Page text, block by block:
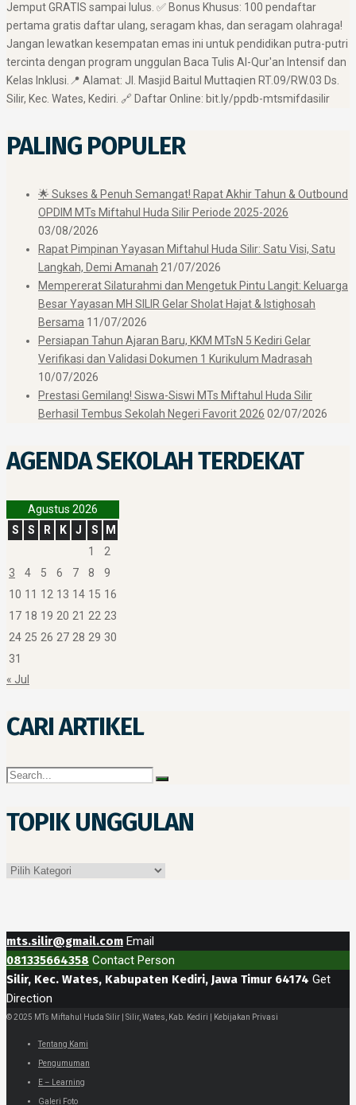
Jemput GRATIS sampai lulus. ✅ Bonus Khusus: 100 pendaftar
pertama gratis daftar ulang, seragam khas, dan seragam olahraga! ​
Jangan lewatkan kesempatan emas ini untuk pendidikan putra-putri
tercinta dengan program unggulan Baca Tulis Al-Qur'an Intensif dan
Kelas Inklusi. ​📍 Alamat: Jl. Masjid Baitul Muttaqien RT.09/RW.03 Ds.
Silir, Kec. Wates, Kediri. 🔗 Daftar Online: bit.ly/ppdb-mtsmifdasilir
PALING POPULER
🌟 Sukses & Penuh Semangat! Rapat Akhir Tahun & Outbound
OPDIM MTs Miftahul Huda Silir Periode 2025-2026
03/08/2026
Rapat Pimpinan Yayasan Miftahul Huda Silir: Satu Visi, Satu
Langkah, Demi Amanah 21/07/2026
Mempererat Silaturahmi dan Mengetuk Pintu Langit: Keluarga
Besar Yayasan MH SILIR Gelar Sholat Hajat & Istighosah
Bersama 11/07/2026
Persiapan Tahun Ajaran Baru, KKM MTsN 5 Kediri Gelar
Verifikasi dan Validasi Dokumen 1 Kurikulum Madrasah
10/07/2026
Prestasi Gemilang! Siswa-Siswi MTs Miftahul Huda Silir
Berhasil Tembus Sekolah Negeri Favorit 2026 02/07/2026
AGENDA SEKOLAH TERDEKAT
Agustus 2026
S
S R K J S
M
1
2
3
4 5 6 7 8
9
10 11 12 13 14 15 16
17 18 19 20 21 22 23
24 25 26 27 28 29 30
31
« Jul
CARI ARTIKEL
TOPIK UNGGULAN
Topik
mts.silir@gmail.com Email
081335664358 Contact Person
Silir, Kec. Wates, Kabupaten Kediri, Jawa Timur 64174 Get
Direction
© 2025 MTs Miftahul Huda Silir | Silir, Wates, Kab. Kediri | Kebijakan Privasi
Tentang Kami
Pengumuman
E – Learning
Galeri Foto